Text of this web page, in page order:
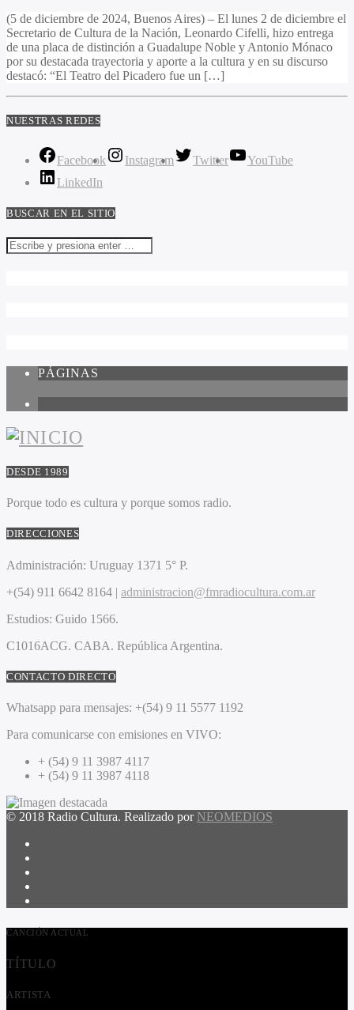
(5 de diciembre de 2024, Buenos Aires) – El lunes 2 de diciembre el
Secretario de Cultura de la Nación, Leonardo Cifelli, hizo entrega
de una placa de distinción a Guadalupe Noble y Antonio Mónaco
por su destacada trayectoria y aporte a la cultura y en su discurso
destacó: “El Teatro del Picadero fue un […]
NUESTRAS REDES
Facebook Instagram Twitter
YouTube
LinkedIn
BUSCAR EN EL SITIO
PÁGINAS
DESDE 1989
Porque todo es cultura y porque somos radio.
DIRECCIONES
Administración: Uruguay 1371 5° P.
+(54) 911 6642 8164 | administracion@fmradiocultura.com.ar
Estudios: Guido 1566.
C1016ACG. CABA. República Argentina.
CONTACTO DIRECTO
Whatsapp para mensajes: +(54) 9 11 5577 1192
Para comunicarse con emisiones en VIVO:
+ (54) 9 11 3987 4117
+ (54) 9 11 3987 4118
© 2018 Radio Cultura. Realizado por NEOMEDIOS
CANCIÓN ACTUAL
TÍTULO
ARTISTA